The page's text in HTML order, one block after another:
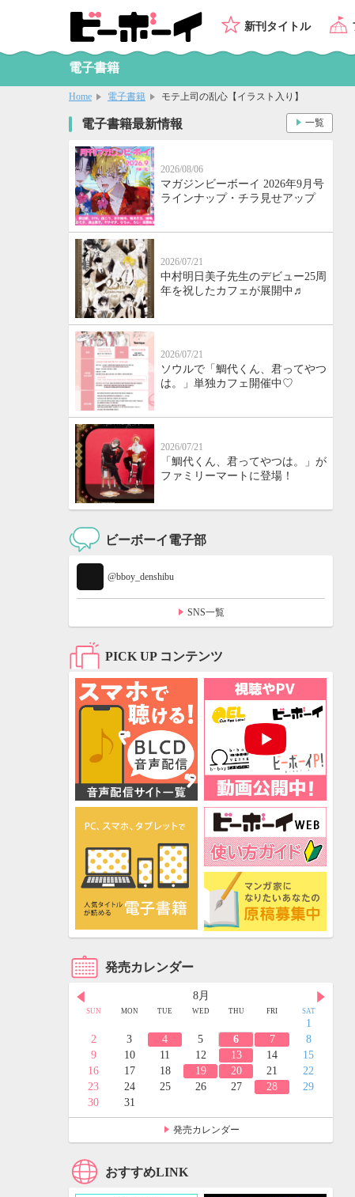
新刊タイトル
電子書籍
Home 電子書籍 モテ上司の乱心【イラスト入り】
電子書籍最新情報
2026/08/06
マガジンビーボーイ 2026年9月号
ラインナップ・チラ見せアップ
2026/07/21
中村明日美子先生のデビュー25周
年を祝したカフェが展開中♬
2026/07/21
ソウルで「鯛代くん、君ってやつ
は。」単独カフェ開催中♡
2026/07/21
「鯛代くん、君ってやつは。」が
ファミリーマートに登場！
一覧
ビーボーイ電子部
@bboy_denshibu
SNS一覧
PICK UP コンテンツ
発売カレンダー
8月
SUN MON TUE WED THU FRI SAT
1
2
3 4 5 6 7
8
9
10 11 12 13 14
15
16
17 18 19 20 21
22
23
24 25 26 27 28
29
30
31
発売カレンダー
おすすめLINK